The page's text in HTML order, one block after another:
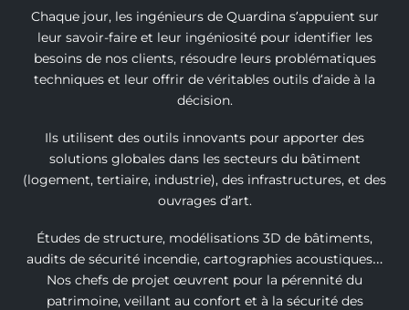
Chaque jour, les ingénieurs de Quardina s’appuient sur
leur savoir-faire et leur ingéniosité pour identifier les
besoins de nos clients, résoudre leurs problématiques
techniques et leur offrir de véritables outils d’aide à la
décision.
Ils utilisent des outils innovants pour apporter des
solutions globales dans les secteurs du bâtiment
(logement, tertiaire, industrie), des infrastructures, et des
ouvrages d’art.
Études de structure, modélisations 3D de bâtiments,
audits de sécurité incendie, cartographies acoustiques…
Nos chefs de projet œuvrent pour la pérennité du
patrimoine, veillant au confort et à la sécurité des